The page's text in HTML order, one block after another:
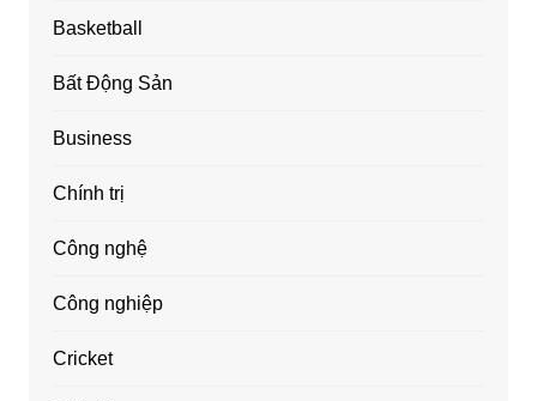
Basketball
Bất Động Sản
Business
Chính trị
Công nghệ
Công nghiệp
Cricket